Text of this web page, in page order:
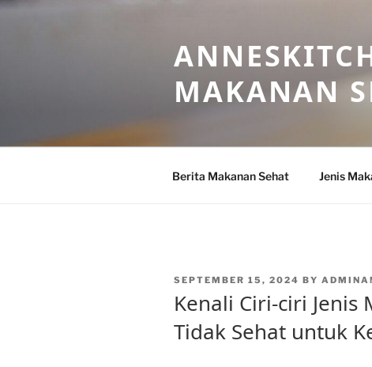
Skip
MAKANAN
Berita Makanan Sehat Jenis
POSTED
SEPTEMBER 15, 2024 BY
Kenali Ciri-ciri Jenis
Tidak Sehat untuk